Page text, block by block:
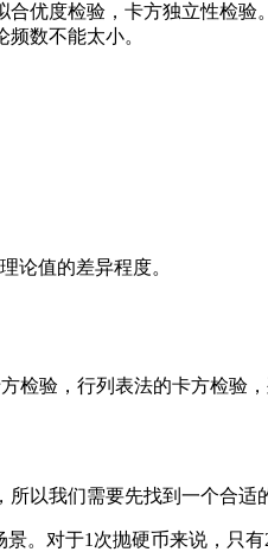
优度检验，卡方独立性检
数不能太小。
论值的差异程度。
检验，行列表法的卡方检验
以我们需要先找到一个合适
。对于1次抛硬币来说，只